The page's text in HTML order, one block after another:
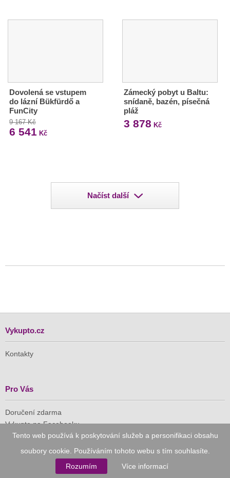
Tento web používá k poskytování služeb a personifikaci obsahu
soubory cookie. Používáním tohoto webu s tím souhlasíte.
Rozumím
Více informací
Dovolená se vstupem
do lázní Bükfürdő a
FunCity
9 167 Kč
6 541 Kč
Zámecký pobyt u Baltu:
snídaně, bazén, písečná
pláž
3 878 Kč
Načíst další
Vykupto.cz
Kontakty
Pro Vás
Doručení zdarma
Vykupto na Facebooku
Důvěryhodný nákup
Naše společnost je členem Asociace pro elektronickou